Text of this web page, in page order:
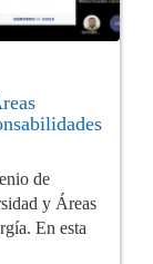
de
y Áreas
En esta